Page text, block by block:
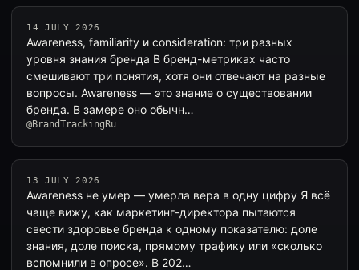
14 JULY 2026
Awareness, familiarity и consideration: три разных
уровня знания бренда В бренд-метриках часто
смешивают три понятия, хотя они отвечают на разные
вопросы. Awareness — это знание о существовании
бренда. В замере оно обычн…
@BrandTrackingRu
13 JULY 2026
Awareness не умер — умерла вера в одну цифру Я всё
чаще вижу, как маркетинг-директора пытаются
свести здоровье бренда к одному показателю: доле
знания, доле поиска, прямому трафику или «сколько
вспомнили в опросе». В 202…